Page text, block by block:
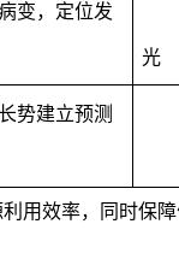
变，定位发
光
势建立预测
用效率，同时保障